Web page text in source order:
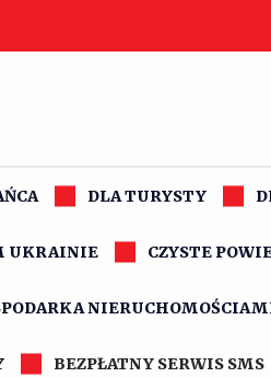
DLA TURYSTY
UKRAINIE CZYSTE
BEZPŁATNY SERWIS SMS